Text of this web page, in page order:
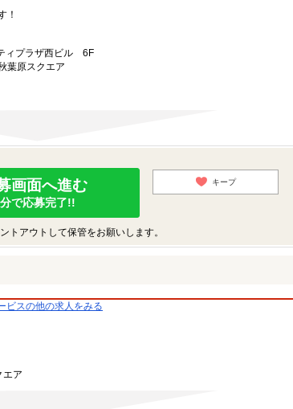
！
ィプラザ西ビル 6F
葉原スクエア
画面へ進む
で応募完了!!
キープ
アウトして保管をお願いします。
ビスの他の求人をみる
ア